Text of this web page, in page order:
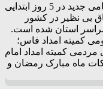
معاون کمیته امداد فارس از جذب 2014 حامی جدید در 5 روز ابتدایی
بی نظیر در کشور
کودک در سراسر استان شده است.
کمیته امداد فاس؛
کمیته امداد امام
ماه مبارک رمضان و